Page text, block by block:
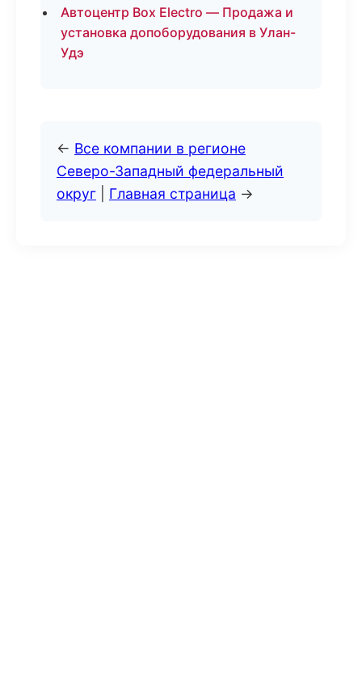
Автоцентр Box Electro — Продажа и
установка допоборудования в Улан-
Удэ
← Все компании в регионе
Северо-Западный федеральный
округ
Главная страница →